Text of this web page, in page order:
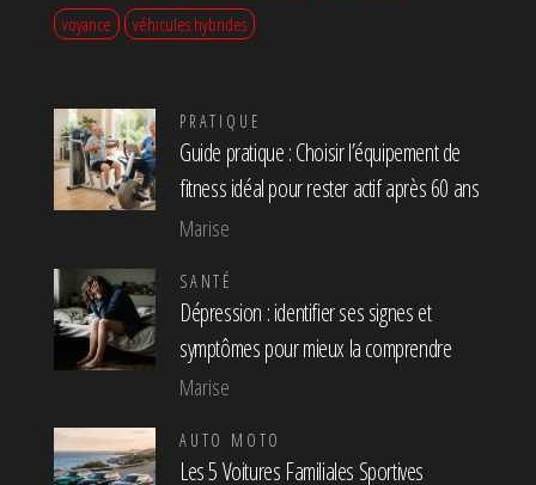
voyance
véhicules hybrides
PRATIQUE
Guide pratique : Choisir l’équipement de
fitness idéal pour rester actif après 60 ans
Marise
SANTÉ
Dépression : identifier ses signes et
symptômes pour mieux la comprendre
Marise
AUTO MOTO
Les 5 Voitures Familiales Sportives